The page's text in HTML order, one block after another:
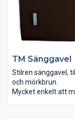
TM Sänggavel
Stilren sänggavel,
och mörkbrun.
Mycket enkelt att